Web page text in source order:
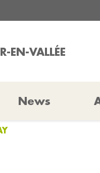
EN-VALLÉE
News